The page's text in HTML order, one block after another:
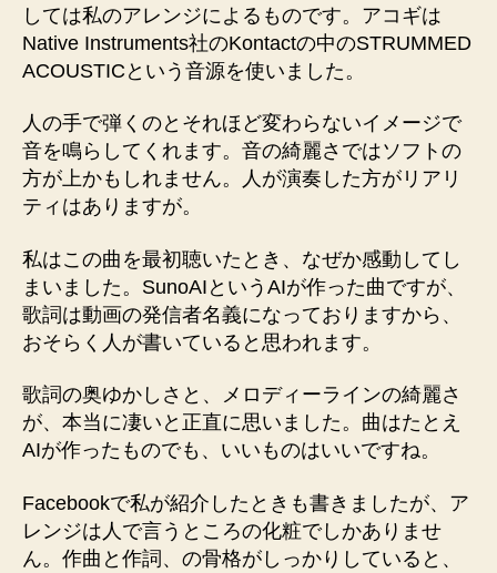
しては私のアレンジによるものです。アコギは
Native Instruments社のKontactの中のSTRUMMED
ACOUSTICという音源を使いました。
人の手で弾くのとそれほど変わらないイメージで
音を鳴らしてくれます。音の綺麗さではソフトの
方が上かもしれません。人が演奏した方がリアリ
ティはありますが。
私はこの曲を最初聴いたとき、なぜか感動してし
まいました。SunoAIというAIが作った曲ですが、
歌詞は動画の発信者名義になっておりますから、
おそらく人が書いていると思われます。
歌詞の奥ゆかしさと、メロディーラインの綺麗さ
が、本当に凄いと正直に思いました。曲はたとえ
AIが作ったものでも、いいものはいいですね。
Facebookで私が紹介したときも書きましたが、ア
レンジは人で言うところの化粧でしかありませ
ん。作曲と作詞、の骨格がしっかりしていると、